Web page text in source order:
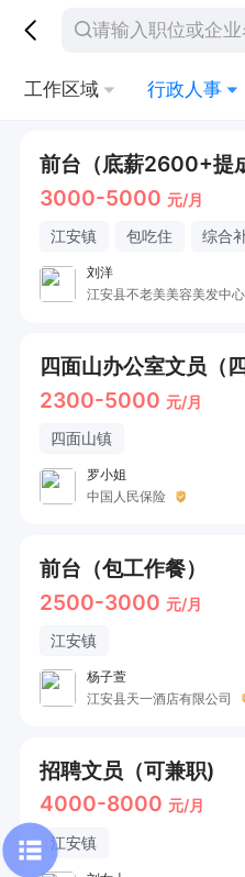
工作区域 行政人事
前台（底薪2600+提
3000-5000 元/月
江安镇 包吃住 综合
刘洋
江安县不老美美容美发中心
四面山办公室文员（
2300-5000 元/月
四面山镇
罗小姐
中国人民保险
前台（包工作餐）
2500-3000 元/月
江安镇
杨子萱
江安县天一酒店有限公司
招聘文员（可兼职)
4000-8000 元/月
江安镇